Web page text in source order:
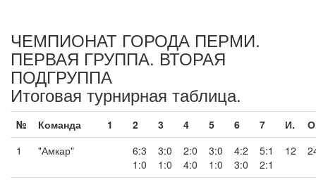
ЧЕМПИОНАТ ГОРОДА ПЕРМИ.
ПЕРВАЯ ГРУППА. ВТОРАЯ
ПОДГРУППА
Итоговая турнирная таблица.
№ Команда 1 2 3 4 5 6 7 И.
1
"Амкар"
6:3
1:0
3:0
1:0
2:0
4:0
3:0
1:0
4:2
3:0
5:1
2:1
12